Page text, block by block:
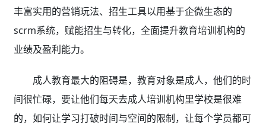
丰富实用的营销玩法、招生工具以用基于企微生态的
scrm系统，赋能招生与转化，全面提升教育培训机构的
业绩及盈利能力。
成人教育最大的阻碍是，教育对象是成人，他们的时
间很忙碌，要让他们每天去成人培训机构里学校是很难
的，如何让学习打破时间与空间的限制，让每个学员都可